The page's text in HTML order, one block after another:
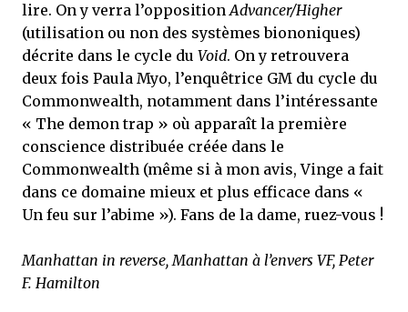
lire. On y verra l’oppositionAdvancer/Higher
(utilisation ou non des systèmes biononiques)
décrite dans le cycle du Void. On y retrouvera
deux fois Paula Myo, l’enquêtrice GM du cycle du
Commonwealth, notamment dans l’intéressante
« The demon trap » où apparaît la première
conscience distribuée créée dans le
Commonwealth (même si à mon avis, Vinge a fait
dans ce domaine mieux et plus efficace dans «
Un feu sur l’abime »). Fans de la dame, ruez-vous !
Manhattan in reverse, Manhattan à l’envers VF, Peter
F. Hamilton